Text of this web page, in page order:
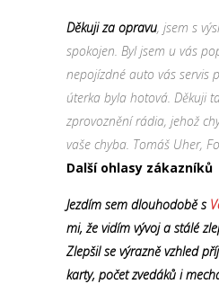
Děkuji za opravu, jsem s
spokojen. Byl jsem u vás
nepojízdné auto vás servis
úterka byla hotová. Děkuji
zprovoznění rádia, jehož
vaše chyba. Tomáš Uher,
Další ohlasy zákazníků
Jezdím sem dlouhodobě s
mi, že vidím vývoj a stálé
Zlepšil se výrazně vzhled
karty, počet zvedáků i